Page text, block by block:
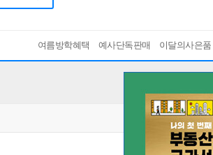
여름방학혜택 예사단독판매 이달의사은품